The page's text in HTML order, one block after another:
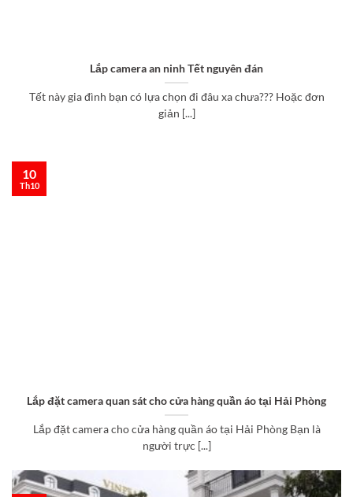
Lắp camera an ninh Tết nguyên đán
Tết này gia đình bạn có lựa chọn đi đâu xa chưa??? Hoặc đơn
giản [...]
Lắp đặt camera quan sát cho cửa hàng quần áo tại Hải Phòng
Lắp đặt camera cho cửa hàng quần áo tại Hải Phòng Bạn là
người trực [...]
10
Th10